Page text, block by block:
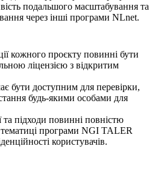
подальшого масштабування та
через інші програми NLnet.
кожного проєкту повинні бути
ліцензією з відкритим
бути доступним для перевірки,
будь-якими особами для
та підходи повинні повністю
тематиці програми NGI TALER
користувачів.